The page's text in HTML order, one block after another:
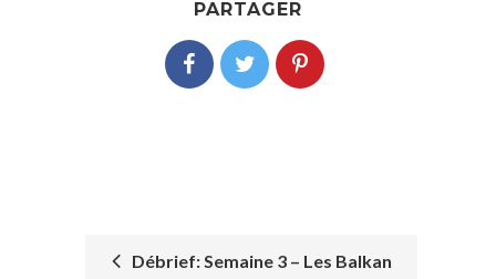
PARTAGER
Débrief: Semaine 3 – Les Balkan